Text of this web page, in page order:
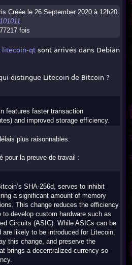
Créée le 26 September 2020 à 12h20
fois
litecoin-qt sont arrivés dans Debian
distingue Litecoin de Bitcoin ?
features faster transaction
and improved storage efficiency.
plus raisonnables.
pour la preuve de travail :
SHA-256d, serves to inhibit
a significant amount of memory
This change reduces the efficiency
develop custom hardware such as
Circuits (ASIC). While ASICs can be
are likely to be introduced for Litecoin,
this change, and preserve the
brings a decentralized currency so